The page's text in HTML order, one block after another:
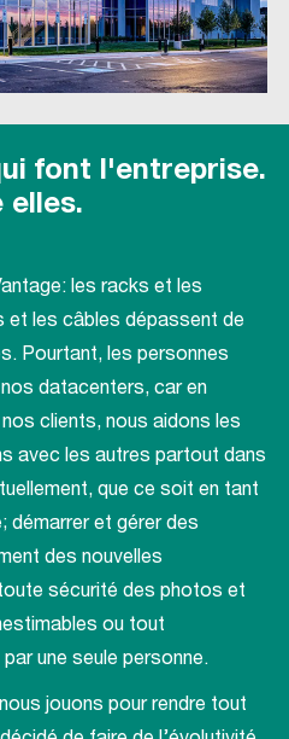
font l'entreprise.
elles.
les racks et les
et les câbles dépassent de
Pourtant, les personnes
datacenters, car en
clients, nous aidons les
avec les autres partout dans
que ce soit en tant
démarrer et gérer des
des nouvelles
sécurité des photos et
ou tout
une seule personne.
jouons pour rendre tout